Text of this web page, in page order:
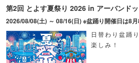
第2回 とよす夏祭り 2026 in アーバンド
日替わり盆踊
楽しみ！